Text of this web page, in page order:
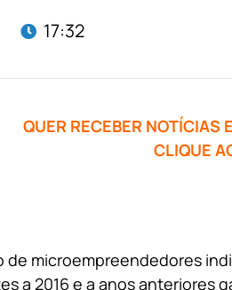
17:32
QUER RECEBER NOTÍCIAS
CLIQUE
de microempreendedores
a 2016 e a anos anteriores